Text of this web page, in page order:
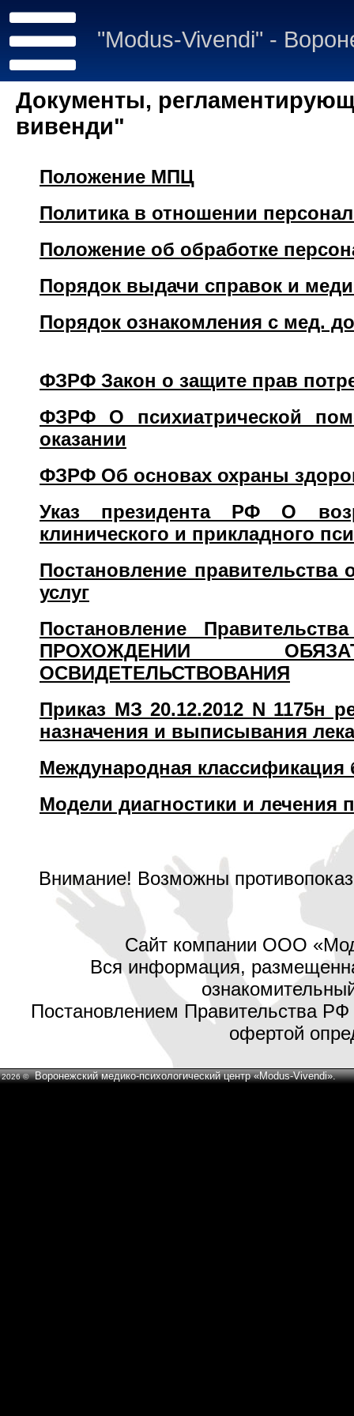
"Modus-Vivendi" -
Документы,
вивенди"
Положение МПЦ
Политика в отношении
Положение об обработке
Порядок выдачи справок и
Порядок ознакомления с мед.
ФЗРФ Закон о защите прав
ФЗРФ О психиатрической
оказании
ФЗРФ Об основах охраны
Указ президента РФ О
клинического и прикладного
Постановление правительства
услуг
Постановление
ПРОХОЖДЕНИИ
ОСВИДЕТЕЛЬСТВОВАНИЯ
Приказ МЗ 20.12.2012 N 1175н
назначения и выписывания
Международная классификация
Модели диагностики и лечения
Внимание! Возможны
Сайт компании ООО
Вся информация,
Постановлением Правительства
офертой
2026 ©Воронежский медико-психологический центр «Modus-Vivendi».